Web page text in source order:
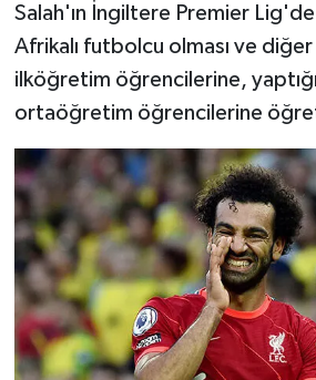
Salah'ın İngiltere Premier
Afrikalı futbolcu olması ve diğer
ilköğretim öğrencilerine,
ortaöğretim öğrencilerine